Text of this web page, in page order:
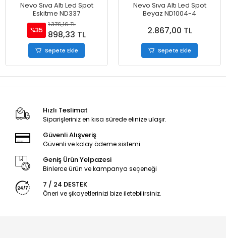
Nevo Sıva Altı Led Spot
Eskitme ND337
%35
1.376,16 TL
898,33 TL
Sepete Ekle
Nevo Sıva Altı Led Spot
Beyaz ND1004-4
2.867,00 TL
Sepete Ekle
Hızlı Teslimat
Siparişleriniz en kısa sürede elinize ulaşır.
Güvenli Alışveriş
Güvenli ve kolay ödeme sistemi
Geniş Ürün Yelpazesi
Binlerce ürün ve kampanya seçeneği
7 / 24 DESTEK
Öneri ve şikayetlerinizi bize iletebilirsiniz.